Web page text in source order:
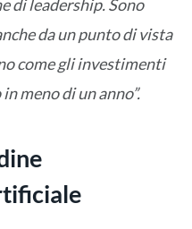
di leadership. Sono
da un punto di vista
come gli investimenti
meno di un anno”.